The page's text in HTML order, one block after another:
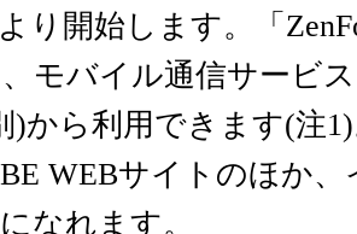
り開始します。「
モバイル通信サービ
)から利用できます(注
WEBサイトのほか
なれます。